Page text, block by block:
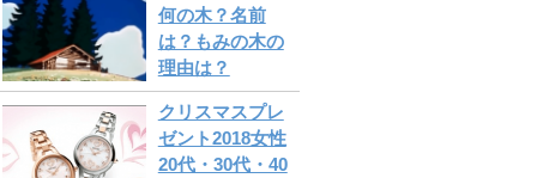
何の木？名前
は？もみの木の
理由は？
クリスマスプレ
ゼント2018女性
20代・30代・40